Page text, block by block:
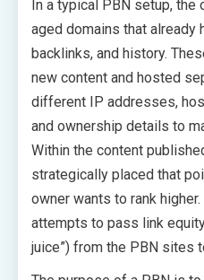
In a typical PBN setup,
aged domains that already
backlinks, and history.
new content and hosted
different IP addresses,
and ownership details to
Within the content
strategically placed that
owner wants to rank
attempts to pass link
juice”) from the PBN sites